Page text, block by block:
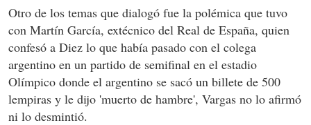
Otro de los temas que dialogó fue la polémica que tuvo
con Martín García, extécnico del Real de España, quien
confesó a Diez lo que había pasado con el colega
argentino en un partido de semifinal en el estadio
Olímpico donde el argentino se sacó un billete de 500
lempiras y le dijo 'muerto de hambre', Vargas no lo afirmó
ni lo desmintió.